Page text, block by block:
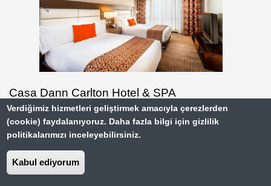
Casa Dann Carlton Hotel & SPA
Hilton Bogotá
havuzu, spa ve sağlık merkezi, fitness
Verdiğimiz hizmetleri geliştirmek amacıyla çerezlerden
(cookie) faydalanıyoruz. Daha fazla bilgi için gizlilik
politikalarımızı inceleyebilirsiniz.
Kabul ediyorum